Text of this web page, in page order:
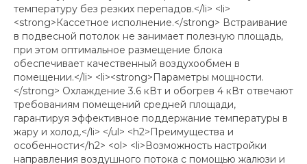
температуру без резких перепадов.</li> <li>
<strong>Кассетное исполнение.</strong> Встраивание
в подвесной потолок не занимает полезную площадь,
при этом оптимальное размещение блока
обеспечивает качественный воздухообмен в
помещении.</li> <li><strong>Параметры мощности.
</strong> Охлаждение 3.6 кВт и обогрев 4 кВт отвечают
требованиям помещений средней площади,
гарантируя эффективное поддержание температуры в
жару и холод.</li> </ul> <h2>Преимущества и
особенности</h2> <ol> <li>Возможность настройки
направления воздушного потока с помощью жалюзи и